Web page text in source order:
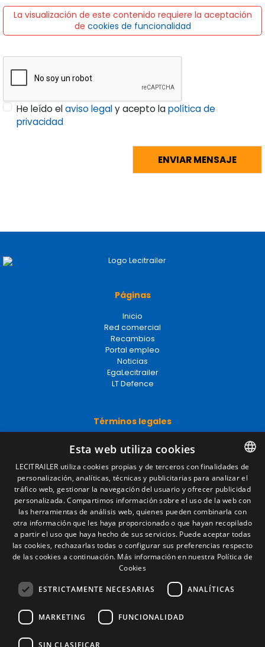
La visualización de este contenido requiere la aceptación
de cookies de funcionalidad
He leído elaviso legaly acepto lapolítica de
privacidad
Páginas
Inicio
Red comercial
Recambios
Portal empleo
Noticias
EgaLecitrailer
LT Defence
Términos legales
Política de privacidad
Política de cookies
Condiciones generales de venta
Gestionar cookies
Contacto
Camino de los Huertos, S/N. Apdo 100
50620 - Casetas (Zaragoza) SPAIN
+(34) 976 462 121
SPANISH
ENGLISH
FRENCH
ITALIAN
Esta web utiliza cookies
LECITRAILER utiliza cookies propias y de terceros con finalidades de
personalización, analíticas, técnicas y publicitarias para analizar el
tráfico web, gestionar la navegación del usuario y ofrecer publicidad
personalizada. Compartimos información sobre el uso de la web con
las herramientas de análisis web, quienes pueden combinarla con
otra información que les haya proporcionado o que hayan recopilado
a partir el uso que haya hecho de sus servicios. Puede aceptar todas
las cookies, rechazarlas todas o configurar sus preferencias respecto
de las cookies a continuación. Más información en nuestra Política de
Cookies
ESTRICTAMENTE NECESARIAS ANALÍTICAS
MARKETING FUNCIONALIDAD
SIN CLASIFICAR